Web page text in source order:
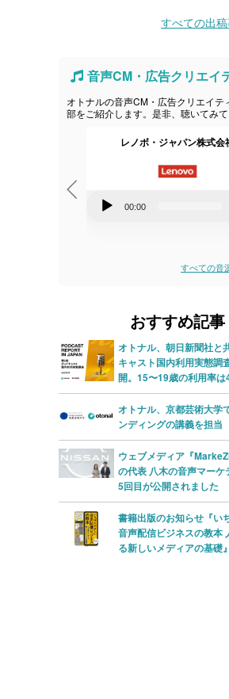
すべての出
音声CM・広告クリエイ
オトナルの音声CM・広告クリエイテ
部をご紹介します。是非、聴いてみて
レノボ・ジャパン株式会
00:00
すべての音
おすすめ記事
オトナル、朝日新聞社と
キャスト国内利用実態調
開。15〜19歳の利用率は
オトナル、京都芸術大学
ンディングの講義を担当
ウェブメディア『
の代表 八木の音声マーケ
5回目が公開されました
書籍出版のお知らせ『い
音声配信ビジネスの教本
る新しいメディアの基礎』